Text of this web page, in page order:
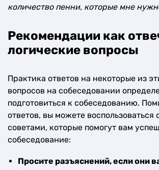
количество пенни, которые мне
Рекомендации как
логические вопросы
Практика ответов на некоторые из
вопросов на собеседовании
подготовиться к собеседованию.
ответов, вы можете
советами, которые помогут вам
собеседование:
Просите разъяснений, если они